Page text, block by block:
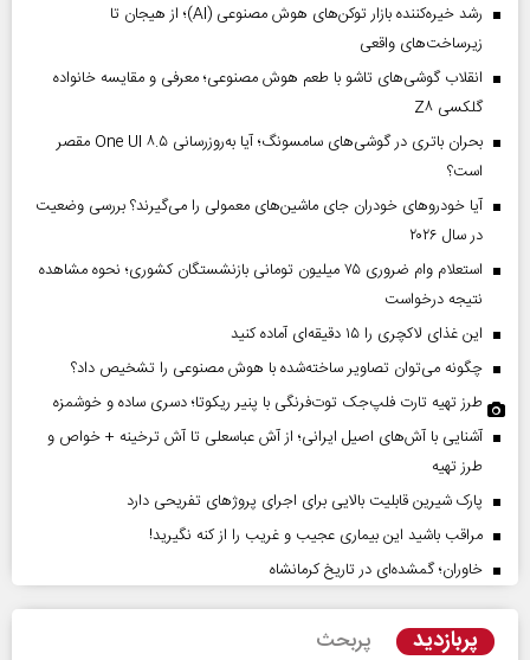
رشد خیره‌کننده بازار توکن‌های هوش مصنوعی (AI)؛ از هیجان تا
زیرساخت‌های واقعی
انقلاب گوشی‌های تاشو‌ با طعم هوش مصنوعی؛ معرفی و مقایسه خانواده
گلکسی Z۸
بحران باتری در گوشی‌های سامسونگ؛ آیا به‌روزرسانی One UI ۸.۵ مقصر
است؟
آیا خودروهای خودران جای ماشین‌های معمولی را می‌گیرند؟ بررسی وضعیت
در سال ۲۰۲۶
استعلام وام ضروری ۷۵ میلیون تومانی بازنشستگان کشوری؛ نحوه مشاهده
نتیجه درخواست
این غذای لاکچری را ۱۵ دقیقه‌ای آماده کنید
چگونه می‌توان تصاویر ساخته‌شده با هوش مصنوعی را تشخیص داد؟
طرز تهیه تارت فلپ‌جک توت‌فرنگی با پنیر ریکوتا؛ دسری ساده و خوشمزه
آشنایی با آش‌های اصیل ایرانی؛ از آش عباسعلی تا آش ترخینه + خواص و
طرز تهیه
پارک شیرین قابلیت‌ بالایی برای اجرای پروژهای تفریحی دارد
مراقب باشید این بیماری عجیب و غریب را از کنه نگیرید!
خاوران؛ گمشده‌ای در تاریخ کرمانشاه
پربازدید پربحث